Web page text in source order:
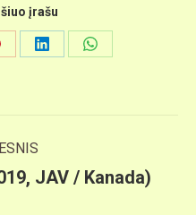
įrašu
Share
Share
JAV / Kanada)